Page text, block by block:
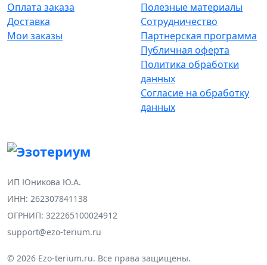
ИП Юникова Ю.А.
ИНН: 262307841138
ОГРНИП: 322265100024912
support@ezo-terium.ru
© 2026 Ezo-terium.ru. Все права защищены.
Оплата заказа
Доставка
Мои заказы
Полезные материалы
Сотрудничество
Партнерская программа
Публичная оферта
Политика обработки
данных
Согласие на обработку
данных